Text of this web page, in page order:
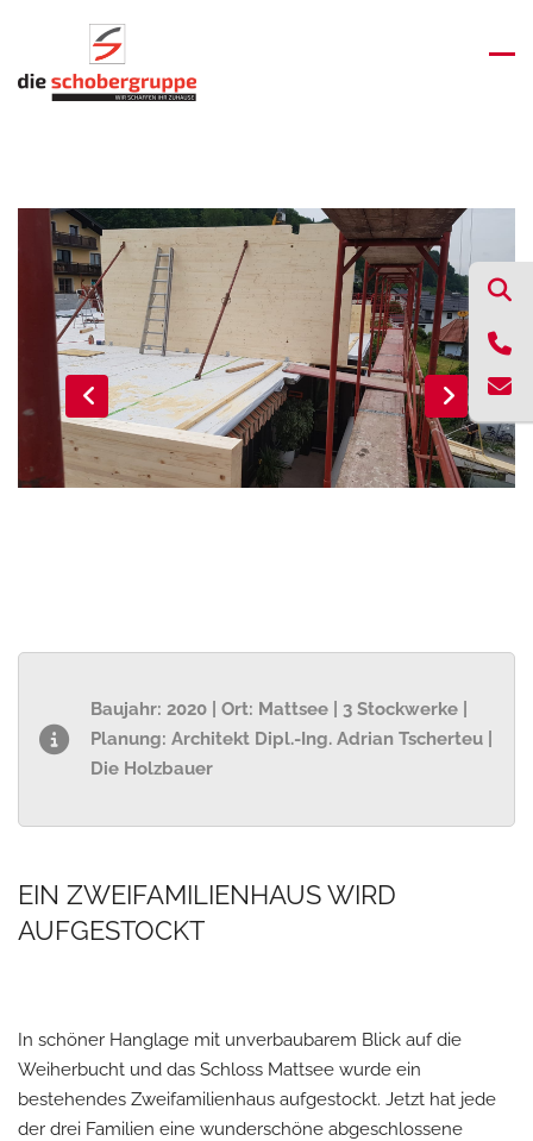
Baujahr: 2020 | Ort: Mattsee | 3 Stockwerke |
Planung: Architekt Dipl.-Ing. Adrian Tscherteu |
Die Holzbauer
EIN ZWEIFAMILIENHAUS WIRD
AUFGESTOCKT
In schöner Hanglage mit unverbaubarem Blick auf die
Weiherbucht und das Schloss Mattsee wurde ein
bestehendes Zweifamilienhaus aufgestockt. Jetzt hat jede
der drei Familien eine wunderschöne abgeschlossene